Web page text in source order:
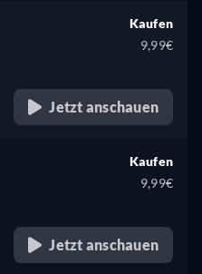
Kaufen
9,99€
Jetzt anschauen
Kaufen
9,99€
Jetzt anschauen